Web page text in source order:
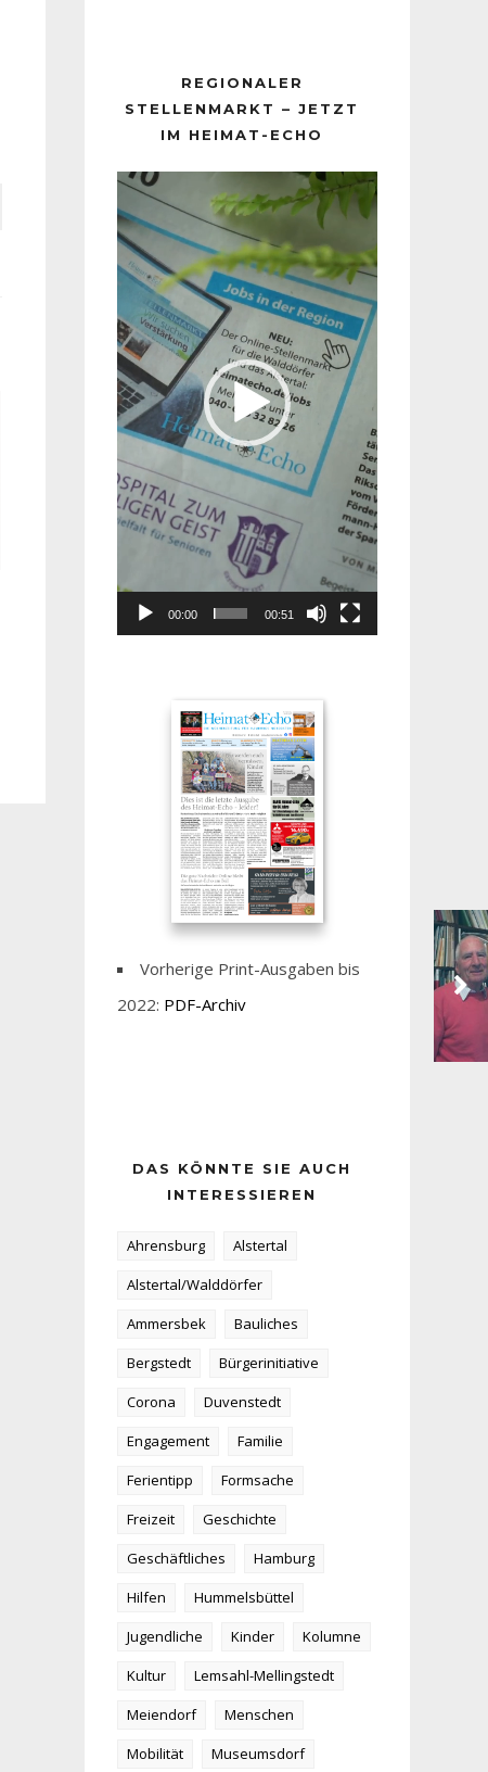
REGIONALER
STELLENMARKT – JETZT
IM HEIMAT-ECHO
Player
00:00 00:51
Vorherige Print-Ausgaben bis
2022: PDF-Archiv
DAS KÖNNTE SIE AUCH
INTERESSIEREN
Ahrensburg
Alstertal
Alstertal/Walddörfer
Ammersbek
Bauliches
Bergstedt
Bürgerinitiative
Corona
Duvenstedt
Engagement
Familie
Ferientipp
Formsache
Freizeit
Geschichte
Geschäftliches
Hamburg
Hilfen
Hummelsbüttel
Jugendliche
Kinder
Kolumne
Kultur
Lemsahl-Mellingstedt
Meiendorf
Menschen
Mobilität
Museumsdorf